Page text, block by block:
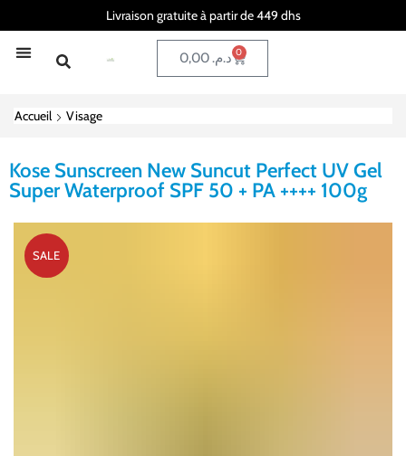
Livraison gratuite à partir de 449 dhs
د.م.0,00 0
Accueil Visage
Kose Sunscreen New Suncut Perfect UV Gel
Super Waterproof SPF 50 + PA ++++ 100g
SALE